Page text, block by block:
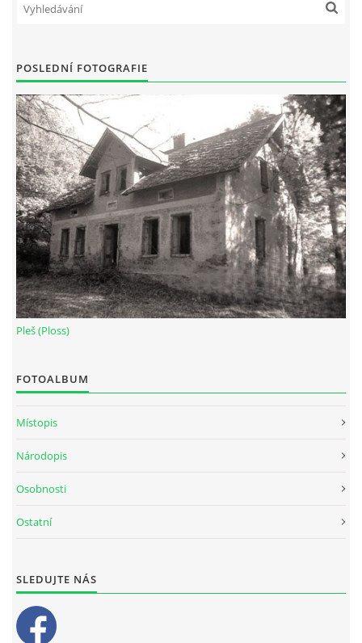
POSLEDNÍ FOTOGRAFIE
Pleš (Ploss)
FOTOALBUM
Místopis
Národopis
Osobnosti
Ostatní
SLEDUJTE NÁS